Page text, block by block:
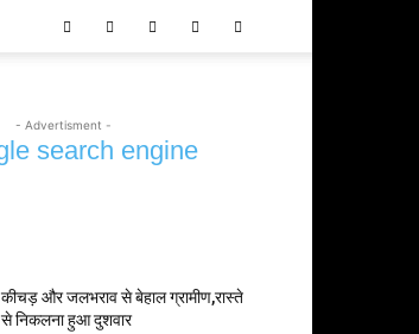
- Advertisment -
कीचड़ और जलभराव से बेहाल ग्रामीण,रास्ते
से निकलना हुआ दुशवार